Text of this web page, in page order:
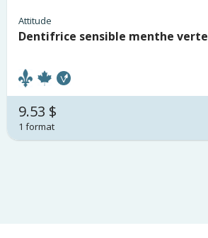
Attitude
Dentifrice sensible menthe verte
9.53 $
1 format